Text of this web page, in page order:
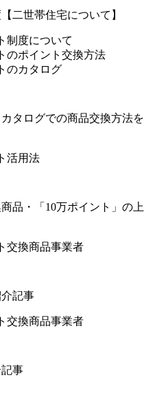
二世帯住宅について】
制度について
のポイント交換方法
のカタログ
タログでの商品交換方法を
活用法
品・「10万ポイント」の上
交換商品事業者
記事
交換商品事業者
事